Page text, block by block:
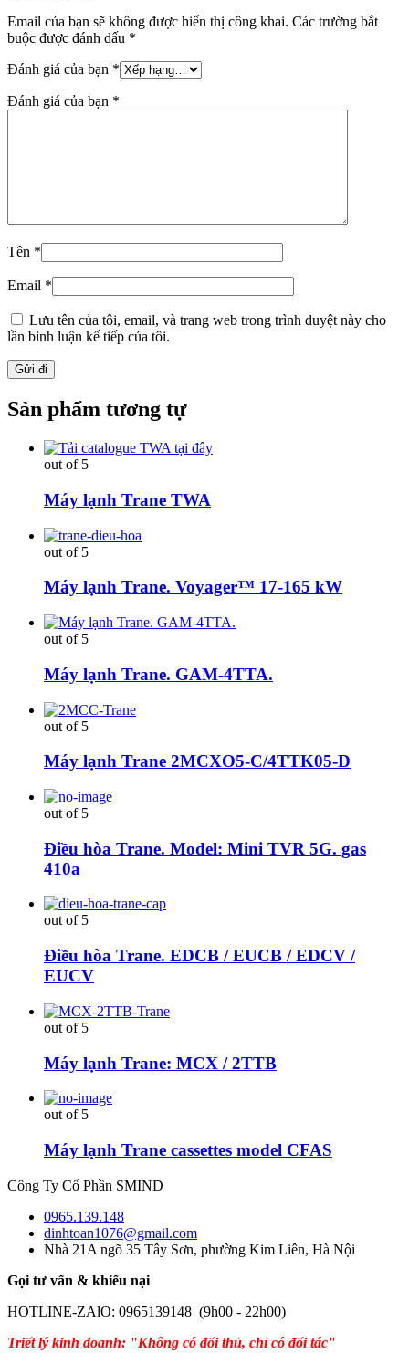
Email của bạn sẽ không được hiển thị công khai. Các trường bắt
buộc được đánh dấu *
Đánh giá của bạn *
Đánh giá của bạn *
Tên *
Email *
Lưu tên của tôi, email, và trang web trong trình duyệt này cho
lần bình luận kế tiếp của tôi.
Sản phẩm tương tự
out of 5
Máy lạnh Trane TWA
out of 5
Máy lạnh Trane. Voyager™ 17-165 kW
out of 5
Máy lạnh Trane. GAM-4TTA.
out of 5
Máy lạnh Trane 2MCXO5-C/4TTK05-D
out of 5
Điều hòa Trane. Model: Mini TVR 5G. gas
410a
out of 5
Điều hòa Trane. EDCB / EUCB / EDCV /
EUCV
out of 5
Máy lạnh Trane: MCX / 2TTB
out of 5
Máy lạnh Trane cassettes model CFAS
Công Ty Cổ Phần SMIND
0965.139.148
dinhtoan1076@gmail.com
Nhà 21A ngõ 35 Tây Sơn, phường Kim Liên, Hà Nội
Gọi tư vấn & khiếu nại
HOTLINE-ZAlO: 0965139148 (9h00 - 22h00)
Triết lý kinh doanh: "Không có đối thủ, chỉ có đối tác"